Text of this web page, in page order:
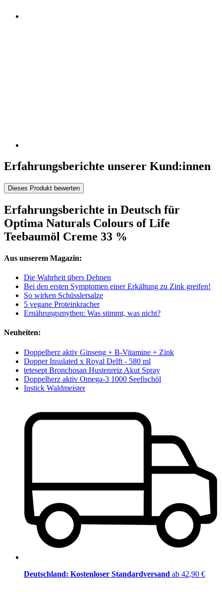
Erfahrungsberichte unserer Kund:innen
Dieses Produkt bewerten
Erfahrungsberichte in Deutsch für
Optima Naturals Colours of Life
Teebaumöl Creme 33 %
Aus unserem Magazin:
Die Wahrheit übers Dehnen
Bei den ersten Symptomen einer Erkältung zu Zink greifen!
So wirken Schüsslersalze
5 vegane Proteinkracher
Ernährungsmythen: Was stimmt, was nicht?
Neuheiten:
Doppelherz aktiv Ginseng + B-Vitamine + Zink
Dopper Insulated x Royal Delft - 580 ml
tetesept Bronchosan Hustenreiz Akut Spray
Doppelherz aktiv Omega-3 1000 Seefischöl
Instick Waldmeister
Deutschland: Kostenloser Standardversand ab 42,90 €